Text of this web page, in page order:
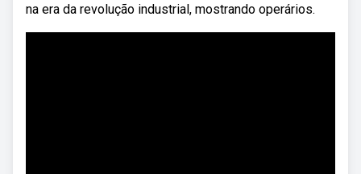
na era da revolução industrial, mostrando operários.